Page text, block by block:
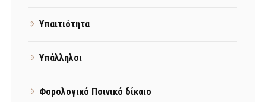
Υπαιτιότητα
Υπάλληλοι
Φορολογικό Ποινικό δίκαιο